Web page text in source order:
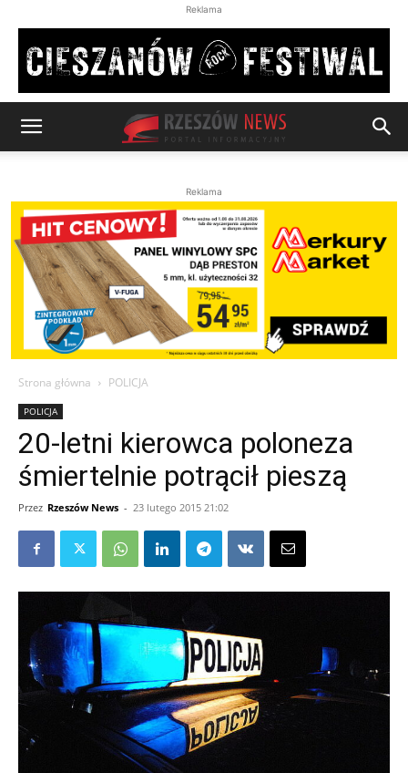
Reklama
Reklama
Strona główna POLICJA
POLICJA
20-letni kierowca poloneza
śmiertelnie potrącił pieszą
Przez Rzeszów News - 23 lutego 2015 21:02